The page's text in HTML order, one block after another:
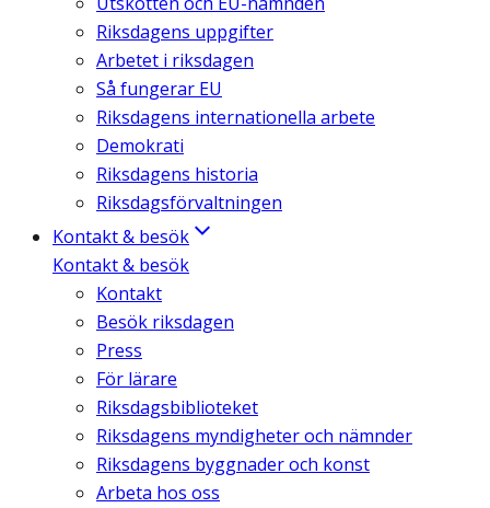
Riksdagens uppgifter
Arbetet i riksdagen
Så fungerar EU
Riksdagens internationella arbete
Demokrati
Riksdagens historia
Riksdagsförvaltningen
Kontakt & besök
Kontakt & besök
Kontakt
Besök riksdagen
Press
För lärare
Riksdagsbiblioteket
Riksdagens myndigheter och nämnder
Riksdagens byggnader och konst
Arbeta hos oss